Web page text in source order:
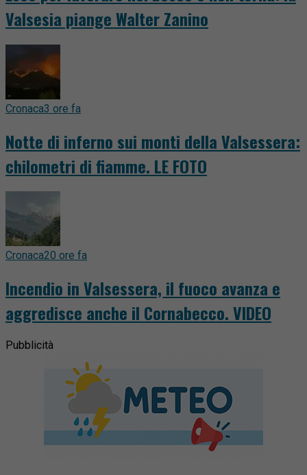
Valsesia piange Walter Zanino
Cronaca3 ore fa
Notte di inferno sui monti della Valsessera:
chilometri di fiamme. LE FOTO
Cronaca20 ore fa
Incendio in Valsessera, il fuoco avanza e
aggredisce anche il Cornabecco. VIDEO
Pubblicità